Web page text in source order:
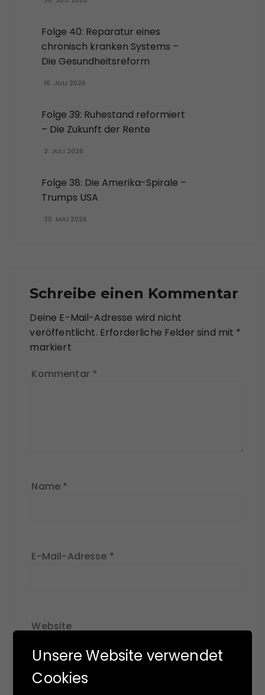
Folge 40: Reparatur eines
chronisch kranken Systems –
Die Gesundheitsreform
16. JULI 2026
Folge 39: Ruhestand reformiert
– Die Zukunft der Rente
2. JULI 2026
Folge 38: Die Amerika-Spirale –
Trumps USA
30. MAI 2026
Schreibe einen Kommentar
Deine E-Mail-Adresse wird nicht
veröffentlicht. Erforderliche Felder sind mit *
markiert
Kommentar *
Name *
E-Mail-Adresse *
Website
Unsere Website verwendet
Cookies